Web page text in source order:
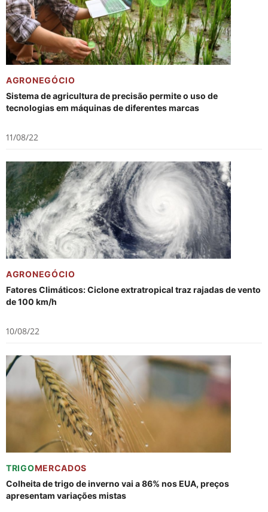
AGRONEGÓCIO
Sistema de agricultura de precisão permite o uso de
tecnologias em máquinas de diferentes marcas
11/08/22
AGRONEGÓCIO
Fatores Climáticos: Ciclone extratropical traz rajadas de vento
de 100 km/h
10/08/22
TRIGOMERCADOS
Colheita de trigo de inverno vai a 86% nos EUA, preços
apresentam variações mistas